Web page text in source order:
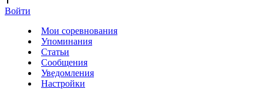
Войти
Мои соревнования
Упоминания
Статьи
Сообщения
Уведомления
Настройки